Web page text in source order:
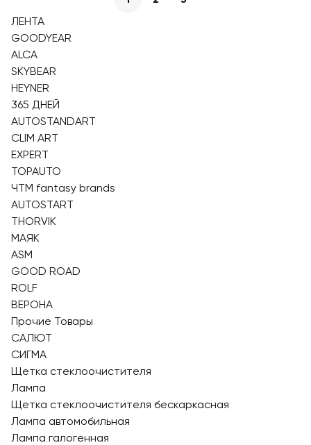
ЛЕНТА
GOODYEAR
ALCA
SKYBEAR
HEYNER
365 ДНЕЙ
AUTOSTANDART
CLIM ART
EXPERT
TOPAUTO
ЧТМ fantasy brands
AUTOSTART
THORVIK
МАЯК
ASM
GOOD ROAD
ROLF
ВЕРОНА
Прочие Товары
САЛЮТ
СИГМА
Щетка стеклоочистителя
Лампа
Щетка стеклоочистителя бескаркасная
Лампа автомобильная
Лампа галогенная